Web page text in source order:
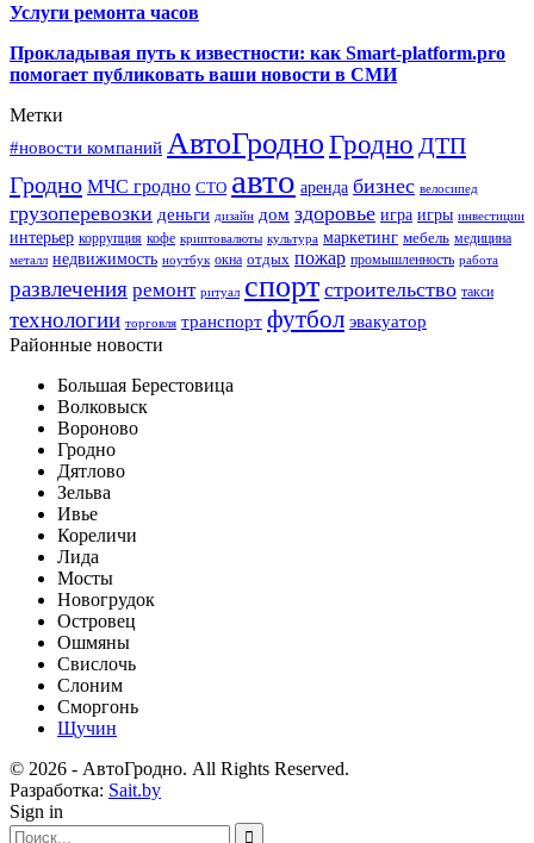
Услуги ремонта часов
Прокладывая путь к известности: как Smart-platform.pro
помогает публиковать ваши новости в СМИ
Метки
#новости компаний АвтоГродноГродно ДТП
Гродно МЧС гродно СТО авто аренда бизнес велосипед
грузоперевозки деньги дизайн дом здоровье игра игры инвестиции
интерьер коррупция кофе криптовалюты культура маркетинг мебель медицина
металл недвижимость ноутбук окна отдых пожар промышленность работа
развлечения ремонт ритуал спорт строительство такси
технологии торговля транспорт футбол эвакуатор
Районные новости
Большая Берестовица
Волковыск
Вороново
Гродно
Дятлово
Зельва
Ивье
Кореличи
Лида
Мосты
Новогрудок
Островец
Ошмяны
Свислочь
Слоним
Сморгонь
Щучин
© 2026 - АвтоГродно. All Rights Reserved.
Разработка: Sait.by
Sign in